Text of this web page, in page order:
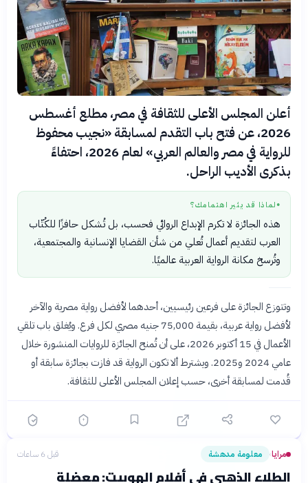
أعلن المجلس الأعلى للثقافة في مصر، مطلع أغسطس
2026، عن فتح باب التقدم لمسابقة «نجيب محفوظ
للرواية في مصر والعالم العربي» لعام 2026، احتفاءً
بذكرى الأديب الراحل.
● لماذا قد يثير اهتمامك؟
هذه الجائزة لا تكرم الإبداع الروائي فحسب، بل تُشكل حافزًا للكُتّاب
العرب لتقديم أعمال تُعلي من شأن القضايا الإنسانية والمجتمعية،
وتُرسخ مكانة الرواية العربية عالميًا.
وتتوزع الجائزة على فرعين رئيسيين، أحدهما لأفضل رواية مصرية والآخر
لأفضل رواية عربية، بقيمة 75,000 جنيه مصري لكل فرع. ويُغلق باب تلقي
الأعمال في 15 أكتوبر 2026، على أن تُمنح الجائزة للروايات المنشورة خلال
عامي 2024 و2025. ويشترط ألا تكون الرواية قد فازت بجائزة سابقة أو
قُدمت لمسابقة أخرى، حسب إعلان المجلس الأعلى للثقافة.
مرايا› معلومة مدهشة قبل 6 ساعات
الطلاء الذهبي في أفلام الهوبيت: معضلة